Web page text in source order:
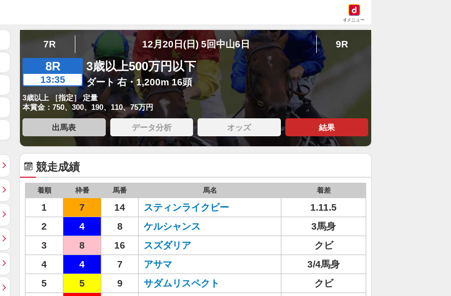
dメニュー
7R 12月20日(日) 5回中山6日 9R
8R
13:35
3歳以上500万円以下
ダート 右・1,200m 16頭
3歳以上 ［指定］ 定量
本賞金：750、300、190、110、75万円
出馬表 データ分析 オッズ 結果
競走成績
着順 枠番 馬番 馬名 着差
1 7 14 スティンライクビー
1.11.5
2
4 8 ケルシャンス
3馬身
3
8 16 スズダリア
クビ
4
4 7 アサマ
3/4馬身
5
5 9 サダムリスペクト
クビ